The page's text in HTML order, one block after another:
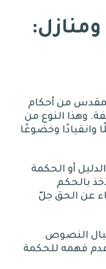
ومنازل:
من أحكام
. وهذا النوع من
وانقيادًا وخضوعًا
أو الحكمة
بالحكم
عن الحق جلّ
النصوص
عدم فهمه للحكمة